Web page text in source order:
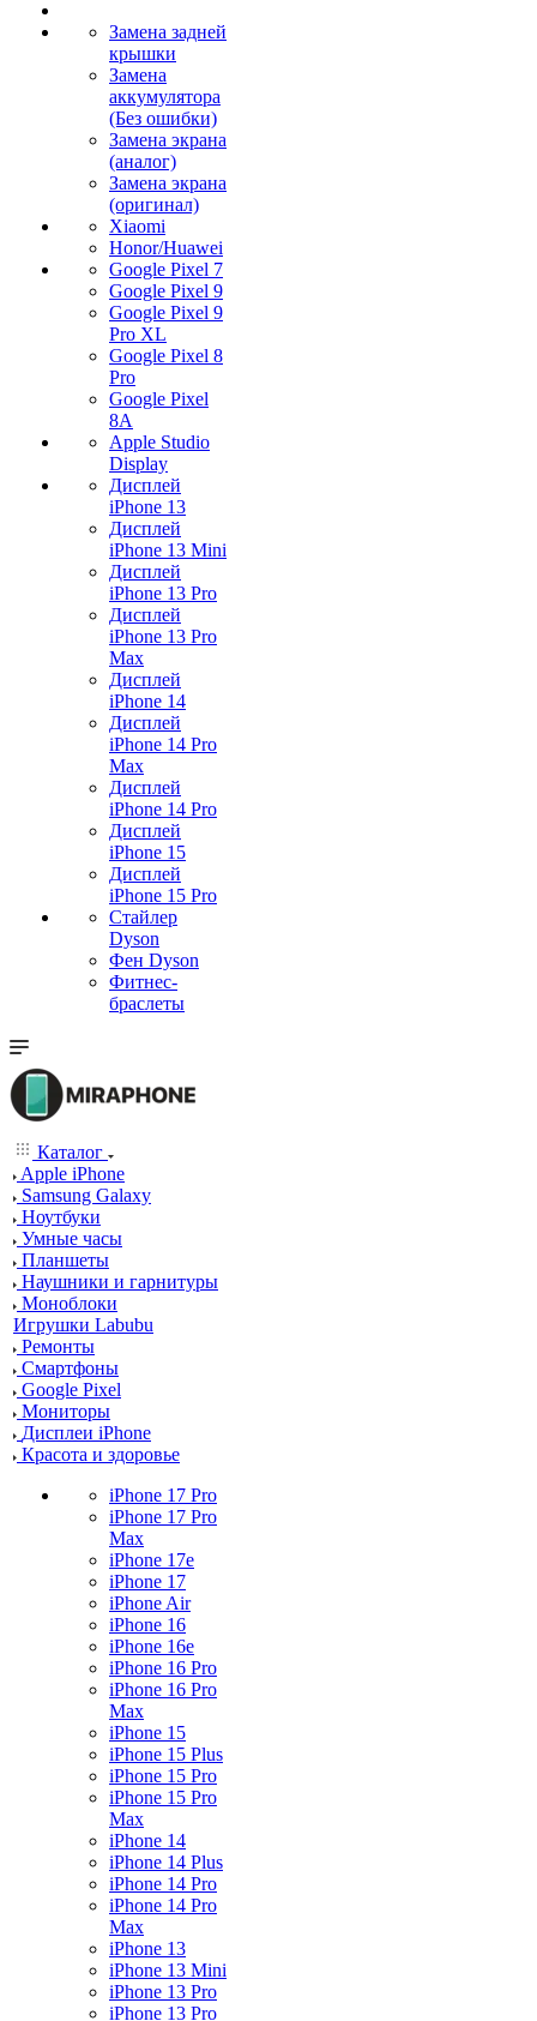
Замена задней
крышки
Замена
аккумулятора
(Без ошибки)
Замена экрана
(аналог)
Замена экрана
(оригинал)
Xiaomi
Honor/Huawei
Google Pixel 7
Google Pixel 9
Google Pixel 9
Pro XL
Google Pixel 8
Pro
Google Pixel
8A
Apple Studio
Display
Дисплей
iPhone 13
Дисплей
iPhone 13 Mini
Дисплей
iPhone 13 Pro
Дисплей
iPhone 13 Pro
Max
Дисплей
iPhone 14
Дисплей
iPhone 14 Pro
Max
Дисплей
iPhone 14 Pro
Дисплей
iPhone 15
Дисплей
iPhone 15 Pro
Стайлер
Dyson
Фен Dyson
Фитнес-
браслеты
Каталог
Apple iPhone
Samsung Galaxy
Ноутбуки
Умные часы
Планшеты
Наушники и гарнитуры
Моноблоки
Игрушки Labubu
Ремонты
Смартфоны
Google Pixel
Мониторы
Дисплеи iPhone
Красота и здоровье
iPhone 17 Pro
iPhone 17 Pro
Max
iPhone 17e
iPhone 17
iPhone Air
iPhone 16
iPhone 16e
iPhone 16 Pro
iPhone 16 Pro
Max
iPhone 15
iPhone 15 Plus
iPhone 15 Pro
iPhone 15 Pro
Max
iPhone 14
iPhone 14 Plus
iPhone 14 Pro
iPhone 14 Pro
Max
iPhone 13
iPhone 13 Mini
iPhone 13 Pro
iPhone 13 Pro